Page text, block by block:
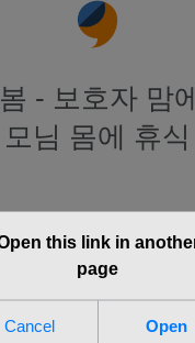
- 보호자 맘
모님 몸에 휴식